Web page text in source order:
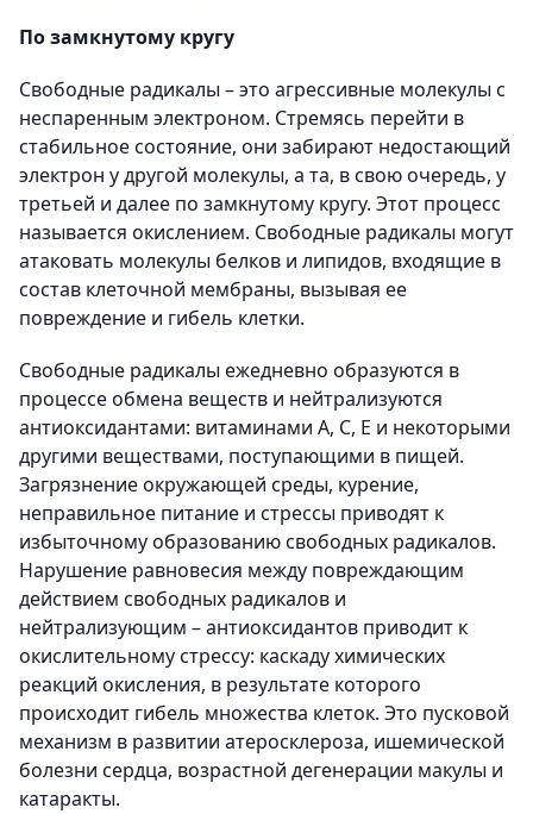
По замкнутому кругу
Свободные радикалы – это агрессивные молекулы с
неспаренным электроном. Стремясь перейти в
стабильное состояние, они забирают недостающий
электрон у другой молекулы, а та, в свою очередь, у
третьей и далее по замкнутому кругу. Этот процесс
называется окислением. Свободные радикалы могут
атаковать молекулы белков и липидов, входящие в
состав клеточной мембраны, вызывая ее
повреждение и гибель клетки.
Свободные радикалы ежедневно образуются в
процессе обмена веществ и нейтрализуются
антиоксидантами: витаминами А, С, Е и некоторыми
другими веществами, поступающими в пищей.
Загрязнение окружающей среды, курение,
неправильное питание и стрессы приводят к
избыточному образованию свободных радикалов.
Нарушение равновесия между повреждающим
действием свободных радикалов и
нейтрализующим – антиоксидантов приводит к
окислительному стрессу: каскаду химических
реакций окисления, в результате которого
происходит гибель множества клеток. Это пусковой
механизм в развитии атеросклероза, ишемической
болезни сердца, возрастной дегенерации макулы и
катаракты.